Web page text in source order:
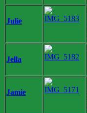
Julie
Jella
Jamie